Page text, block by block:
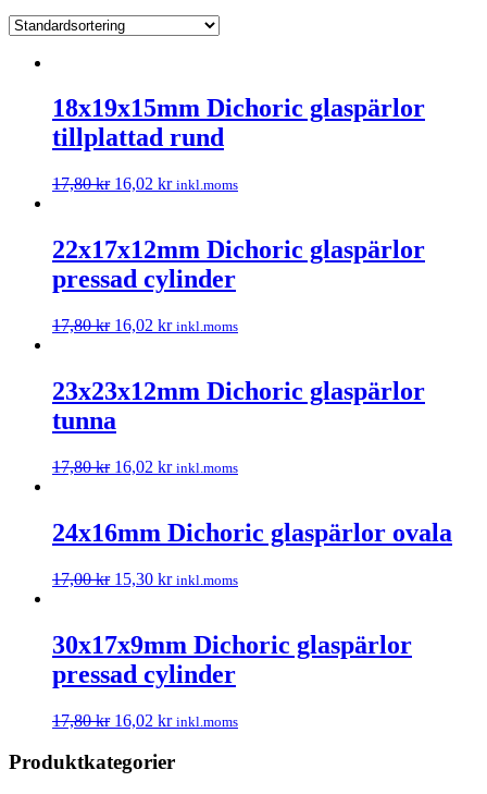
18x19x15mm Dichoric glaspärlor
tillplattad rund
17,80kr 16,02 kr inkl.moms
22x17x12mm Dichoric glaspärlor
pressad cylinder
17,80kr 16,02 kr inkl.moms
23x23x12mm Dichoric glaspärlor
tunna
17,80kr 16,02 kr inkl.moms
24x16mm Dichoric glaspärlor ovala
17,00kr 15,30 kr inkl.moms
30x17x9mm Dichoric glaspärlor
pressad cylinder
17,80kr 16,02 kr inkl.moms
Produktkategorier